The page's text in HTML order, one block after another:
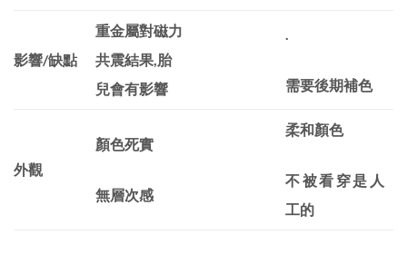
影響/缺點
重金屬對磁力
共震結果,胎
兒會有影響
.
需要後期補色
外觀
顏色死實
無層次感
柔和顏色
不被看穿是人
工的